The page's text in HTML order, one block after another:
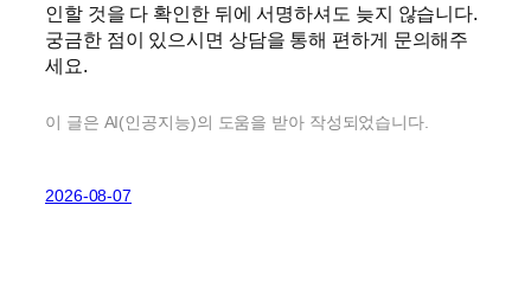
인할 것을 다 확인한 뒤에 서명하셔도 늦지 않습니다.
궁금한 점이 있으시면 상담을 통해 편하게 문의해주
세요.
이 글은 AI(인공지능)의 도움을 받아 작성되었습니다.
2026-08-07